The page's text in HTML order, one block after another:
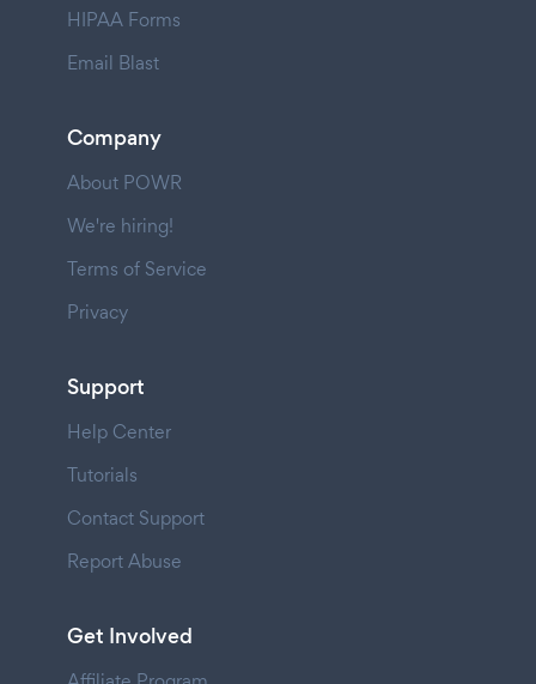
HIPAA Forms
Email Blast
Company
About POWR
We're hiring!
Terms of Service
Privacy
Support
Help Center
Tutorials
Contact Support
Report Abuse
Get Involved